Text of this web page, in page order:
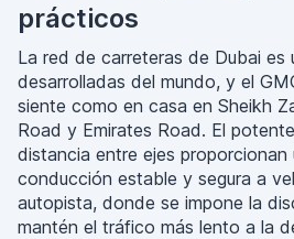
prácticos
La red de carreteras de Dubai es
desarrolladas del mundo, y el
siente como en casa en Sheikh
Road y Emirates Road. El
distancia entre ejes proporcionan
conducción estable y segura a
autopista, donde se impone la
mantén el tráfico más lento a la